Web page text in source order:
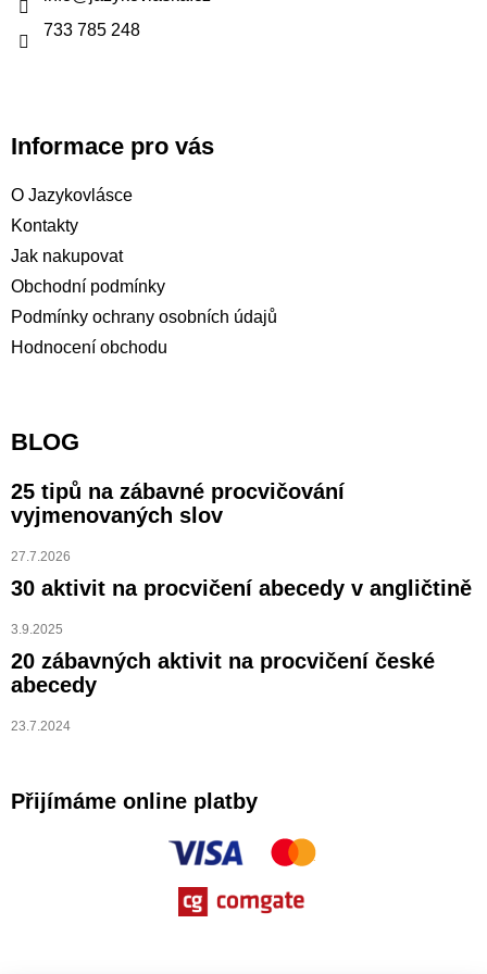
733 785 248
Informace pro vás
O Jazykovlásce
Kontakty
Jak nakupovat
Obchodní podmínky
Podmínky ochrany osobních údajů
Hodnocení obchodu
BLOG
25 tipů na zábavné procvičování
vyjmenovaných slov
27.7.2026
30 aktivit na procvičení abecedy v angličtině
3.9.2025
20 zábavných aktivit na procvičení české
abecedy
23.7.2024
Přijímáme online platby